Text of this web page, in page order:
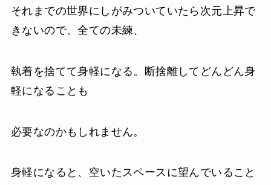
それまでの世界にしがみついていたら次元上昇で
きないので、全ての未練、
執着を捨てて身軽になる。断捨離してどんどん身
軽になることも
必要なのかもしれません。
身軽になると、空いたスペースに望んでいること